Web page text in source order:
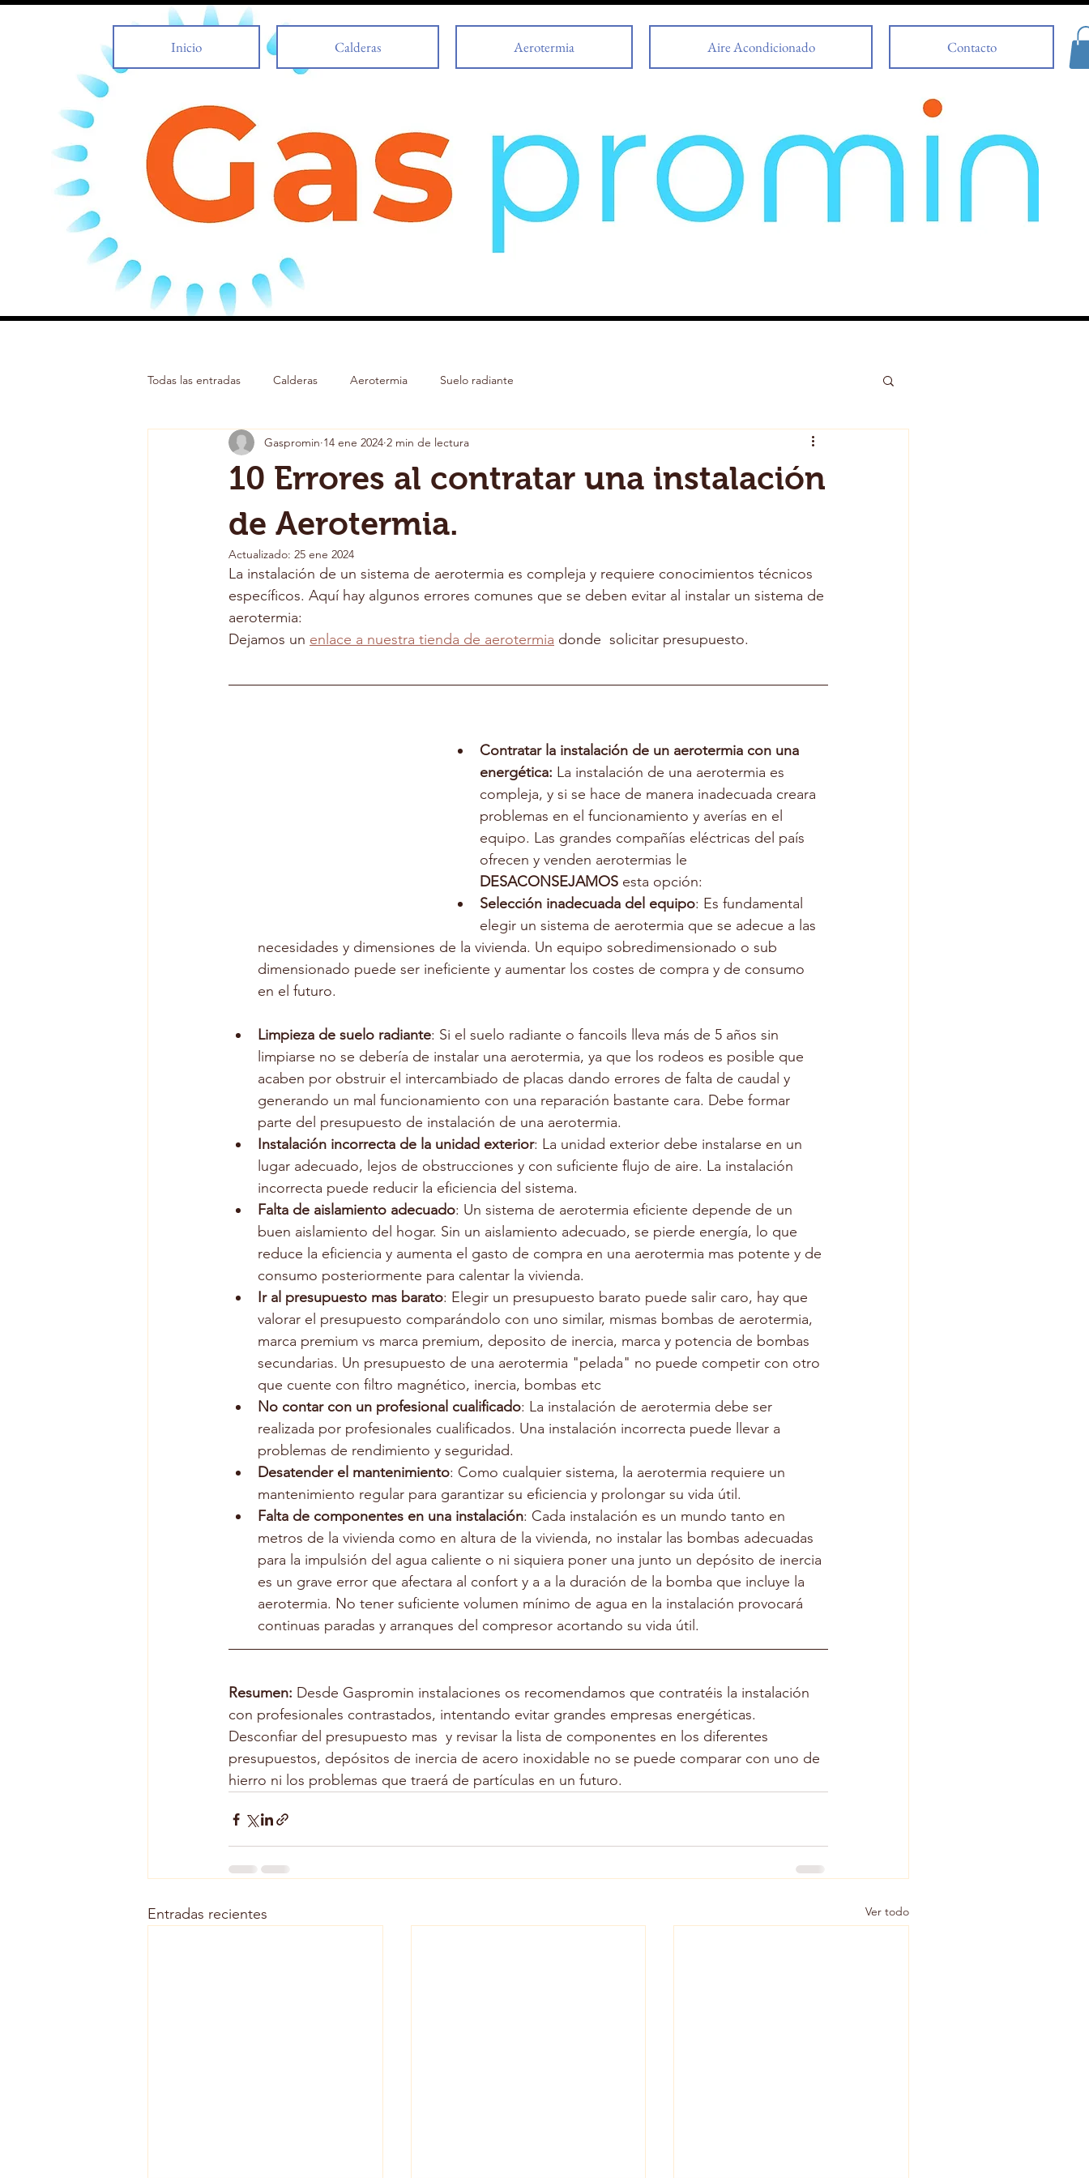
Inicio Calderas Aerotermia Aire Acondicionado Contacto
Todas las entradas Calderas Aerotermia Suelo radiante
10 Errores al contratar una instalación
de Aerotermia.
Gaspromin 14 ene 2024 2 min de lectura
Actualizado: 25 ene 2024
La instalación de un sistema de aerotermia es compleja y requiere conocimientos técnicos
específicos. Aquí hay algunos errores comunes que se deben evitar al instalar un sistema de
aerotermia:
Dejamos un enlace a nuestra tienda de aerotermia donde  solicitar presupuesto.
Contratar la instalación de un aerotermia con una
energética: La instalación de una aerotermia es
compleja, y si se hace de manera inadecuada creara
problemas en el funcionamiento y averías en el
equipo. Las grandes compañías eléctricas del país
ofrecen y venden aerotermias le
DESACONSEJAMOS esta opción:
Selección inadecuada del equipo: Es fundamental
elegir un sistema de aerotermia que se adecue a las
necesidades y dimensiones de la vivienda. Un equipo sobredimensionado o sub
dimensionado puede ser ineficiente y aumentar los costes de compra y de consumo
en el futuro.
Limpieza de suelo radiante: Si el suelo radiante o fancoils lleva más de 5 años sin
limpiarse no se debería de instalar una aerotermia, ya que los rodeos es posible que
acaben por obstruir el intercambiado de placas dando errores de falta de caudal y
generando un mal funcionamiento con una reparación bastante cara. Debe formar
parte del presupuesto de instalación de una aerotermia.
Instalación incorrecta de la unidad exterior: La unidad exterior debe instalarse en un
lugar adecuado, lejos de obstrucciones y con suficiente flujo de aire. La instalación
incorrecta puede reducir la eficiencia del sistema.
Falta de aislamiento adecuado: Un sistema de aerotermia eficiente depende de un
buen aislamiento del hogar. Sin un aislamiento adecuado, se pierde energía, lo que
reduce la eficiencia y aumenta el gasto de compra en una aerotermia mas potente y de
consumo posteriormente para calentar la vivienda.
Ir al presupuesto mas barato: Elegir un presupuesto barato puede salir caro, hay que
valorar el presupuesto comparándolo con uno similar, mismas bombas de aerotermia,
marca premium vs marca premium, deposito de inercia, marca y potencia de bombas
secundarias. Un presupuesto de una aerotermia "pelada" no puede competir con otro
que cuente con filtro magnético, inercia, bombas etc
No contar con un profesional cualificado: La instalación de aerotermia debe ser
realizada por profesionales cualificados. Una instalación incorrecta puede llevar a
problemas de rendimiento y seguridad.
Desatender el mantenimiento: Como cualquier sistema, la aerotermia requiere un
mantenimiento regular para garantizar su eficiencia y prolongar su vida útil.
Falta de componentes en una instalación: Cada instalación es un mundo tanto en
metros de la vivienda como en altura de la vivienda, no instalar las bombas adecuadas
para la impulsión del agua caliente o ni siquiera poner una junto un depósito de inercia
es un grave error que afectara al confort y a a la duración de la bomba que incluye la
aerotermia. No tener suficiente volumen mínimo de agua en la instalación provocará
continuas paradas y arranques del compresor acortando su vida útil.
Resumen: Desde Gaspromin instalaciones os recomendamos que contratéis la instalación
con profesionales contrastados, intentando evitar grandes empresas energéticas.
Desconfiar del presupuesto mas  y revisar la lista de componentes en los diferentes
presupuestos, depósitos de inercia de acero inoxidable no se puede comparar con uno de
hierro ni los problemas que traerá de partículas en un futuro.
Entradas recientes Ver todo